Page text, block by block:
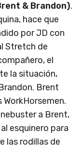
& Brandon).
hace que
por JD con
Stretch de
el
la situación,
Brent
a Brent,
esquinero para
las rodillas de